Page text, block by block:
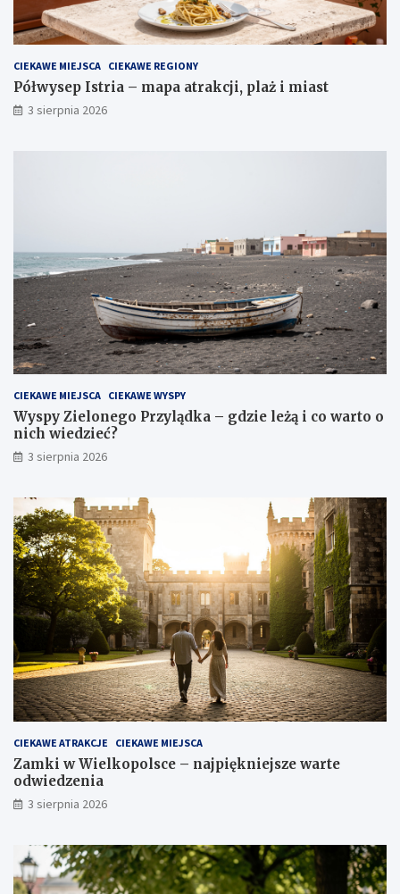
CIEKAWE MIEJSCA CIEKAWE REGIONY
Półwysep Istria – mapa atrakcji, plaż i miast
3 sierpnia 2026
CIEKAWE MIEJSCA CIEKAWE WYSPY
Wyspy Zielonego Przylądka – gdzie leżą i co warto o
nich wiedzieć?
3 sierpnia 2026
CIEKAWE ATRAKCJE CIEKAWE MIEJSCA
Zamki w Wielkopolsce – najpiękniejsze warte
odwiedzenia
3 sierpnia 2026